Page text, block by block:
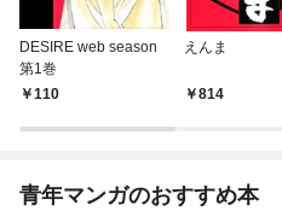
DESIRE web season
第1巻
110
えんま
814
青年マンガのおすすめ本